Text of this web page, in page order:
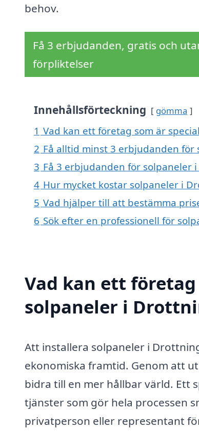
behov.
Få 3 erbjudanden, gratis och
förpliktelser
Innehållsförteckning gömma
1 Vad kan ett företag som är
2 Få alltid minst 3 erbjudanden
3 Få 3 erbjudanden för solpaneler
4 Hur mycket kostar solpaneler i
5 Vad hjälper till att bestämma
6 Sök efter en professionell för
Vad kan ett
solpaneler i
Att installera solpaneler i
ekonomiska framtid. Genom att
bidra till en mer hållbar värld. Ett
tjänster som gör hela processen
privatperson eller representant